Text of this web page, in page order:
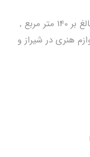
در سال 1401 با افتتاح شعبه مرکزی در فضایی بالغ بر 140 متر مربع ,
هنری در شیراز و